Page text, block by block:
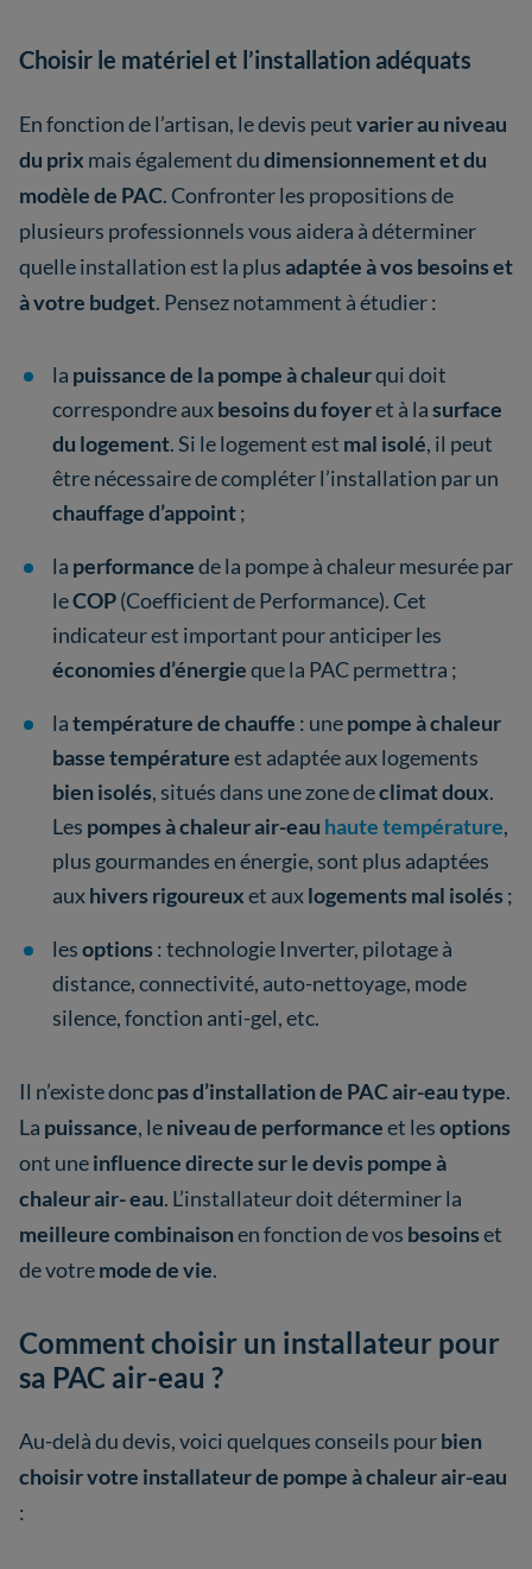
Choisir le matériel et l’installation adéquats
En fonction de l’artisan, le devis peutvarier au niveau
du prix mais également dudimensionnement et du
modèle de PAC. Confronter les propositions de
plusieurs professionnels vous aidera à déterminer
quelle installation est la plusadaptée à vos besoins et
à votre budget. Pensez notamment à étudier :
la puissance de la pompe à chaleurqui doit
correspondre auxbesoins du foyeret à lasurface
du logement. Si le logement est mal isolé, il peut
être nécessaire de compléter l’installation par un
chauffage d’appoint;
la performancede la pompe à chaleur mesurée par
leCOP(Coefficient de Performance). Cet
indicateur est important pour anticiper les
économies d’énergieque la PAC permettra ;
latempérature de chauffe : unepompe à chaleur
basse températureest adaptée aux logements
bien isolés, situés dans une zone declimat doux.
Les pompes à chaleur air-eau haute température,
plus gourmandes en énergie, sont plus adaptées
auxhivers rigoureuxet auxlogements mal isolés ;
lesoptions : technologie Inverter, pilotage à
distance, connectivité, auto-nettoyage, mode
silence, fonction anti-gel, etc.
Il n’existe doncpas d’installation de PAC air-eau type.
La puissance, leniveau de performanceet lesoptions
ont uneinfluence directe sur le devis pompe à
chaleur air- eau. L’installateur doit déterminer la
meilleure combinaisonen fonction de vos besoinset
de votremode de vie.
Comment choisir un installateur pour
sa PAC air-eau ?
Au-delà du devis, voici quelques conseils pourbien
choisir votre installateur de pompe à chaleur air-eau
: